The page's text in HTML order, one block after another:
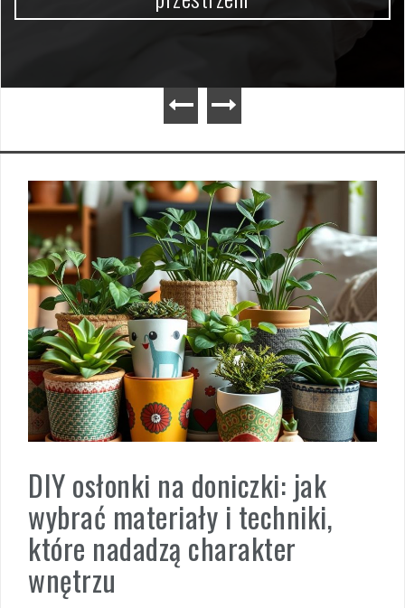
DIY osłonki na doniczki: jak
wybrać materiały i techniki,
które nadadzą charakter
wnętrzu